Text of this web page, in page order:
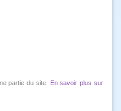
partie du site.
En savoir plus sur